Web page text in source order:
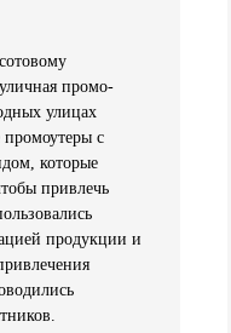
промо-
улицах
с
которые
привлечь
продукции и